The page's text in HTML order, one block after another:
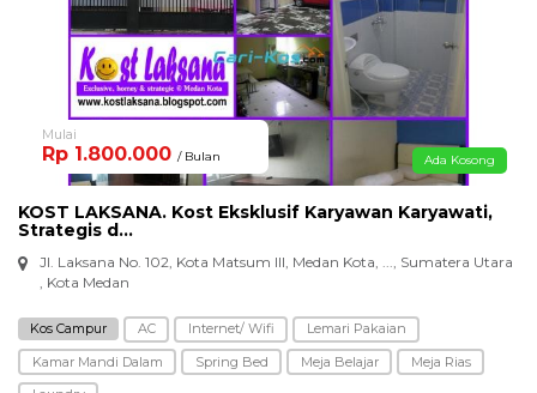
Mulai
Rp 1.800.000 / Bulan Ada Kosong
KOST LAKSANA. Kost Eksklusif Karyawan Karyawati,
Strategis d...
Jl. Laksana No. 102, Kota Matsum III, Medan Kota, ..., Sumatera Utara
, Kota Medan
Kos Campur AC Internet/ Wifi
Lemari Pakaian
Kamar Mandi Dalam
Spring Bed Meja Belajar
Meja Rias